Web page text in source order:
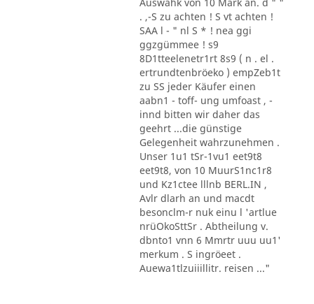
. ,-S zu achten ! S vt achten !
SAA l - " nl S * ! nea ggi
ggzgümmee ! s9
8D1tteelenetr1rt 8s9 ( n . el .
ertrundtenbröeko ) empZeb1t
zu SS jeder Käufer einen
aabn1 - toff- ung umfoast , -
innd bitten wir daher das
geehrt ...die günstige
Gelegenheit wahrzunehmen .
Unser 1u1 tSr-1vu1 eet9t8
eet9t8, von 10 MuurS1nc1r8
und Kz1ctee lllnb BERL.IN ,
Avlr dlarh an und macdt
besonclm-r nuk einu l 'artlue
nrüOkoSttSr . Abtheilung v.
dbnto1 vnn 6 Mmrtr uuu uu1'
merkum . S ingröeet .
Auewa1tlzuiiillitr. reisen ..."